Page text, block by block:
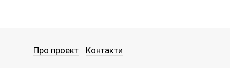
Про проект Контакти